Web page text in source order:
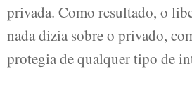
privada. Como resultado, o
nada dizia sobre o privado,
protegia de qualquer tipo de